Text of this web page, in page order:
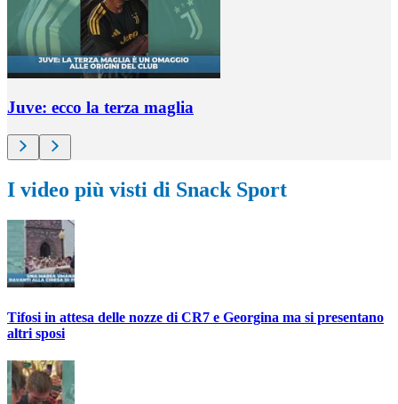
Juve: ecco la terza maglia
I video più visti di Snack Sport
Tifosi in attesa delle nozze di CR7 e Georgina ma si presentano
altri sposi